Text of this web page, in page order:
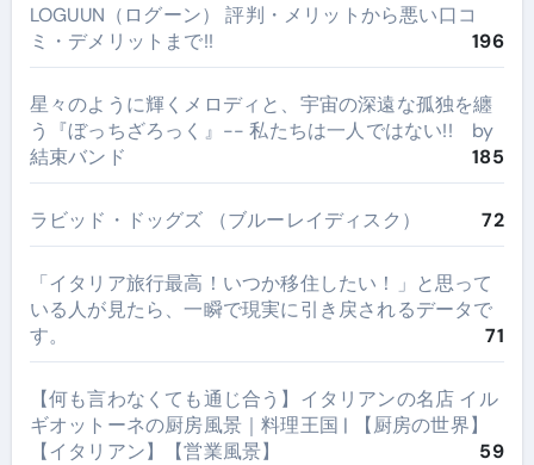
LOGUUN（ログーン） 評判・メリットから悪い口コ
ミ・デメリットまで!!
196
星々のように輝くメロディと、宇宙の深遠な孤独を纏
う『ぼっちざろっく』-- 私たちは一人ではない!! by
結束バンド
185
ラビッド・ドッグズ （ブルーレイディスク） 72
​「イタリア旅行最高！いつか移住したい！」と思って
いる人が見たら、一瞬で現実に引き戻されるデータで
す。
71
【何も言わなくても通じ合う】イタリアンの名店 イル
ギオットーネの厨房風景｜料理王国 | 【厨房の世界】
【イタリアン】【営業風景】
59